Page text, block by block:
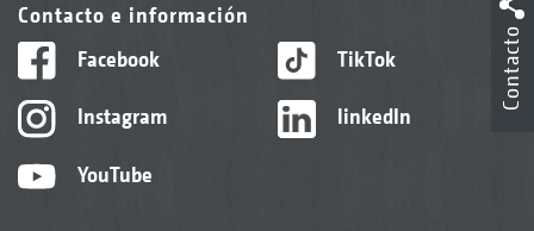
Contacto e información
Facebook
Instagram
YouTube
TikTok
linkedIn
Contacto